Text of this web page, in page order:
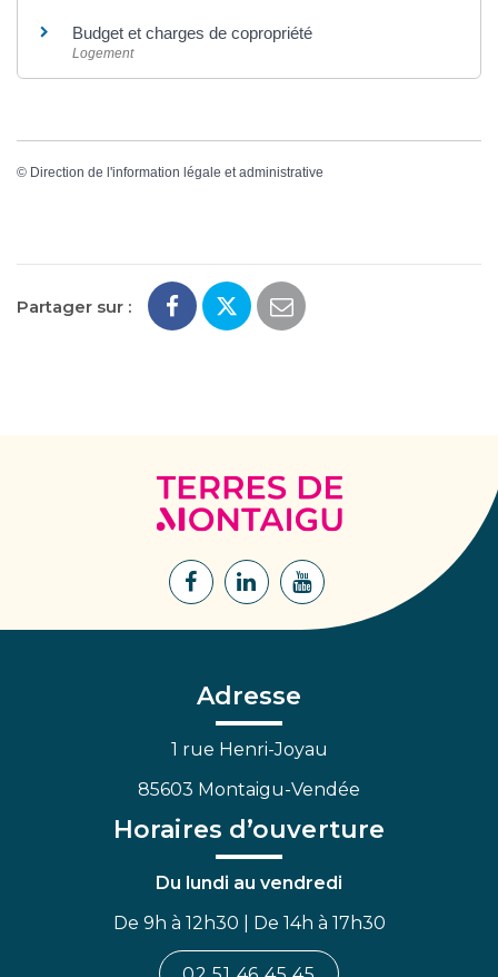
Budget et charges de copropriété
Logement
© Direction de l'information légale et administrative
Partager sur :
Terres
de
Montaigu
Lien
Facebook
Lien
Lien
Adresse
1 rue Henri-Joyau
85603 Montaigu-Vendée
Horaires d’ouverture
Du lundi au vendredi
De 9h à 12h30 | De 14h à 17h30